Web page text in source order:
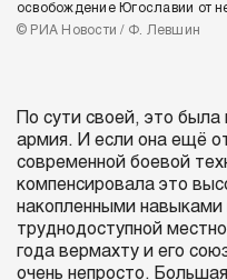
освобождение Югославии от
© РИА Новости / Ф. Левшин
По сути своей, это была
армия. И если она ещё
современной боевой
компенсировала это
накопленными навыками
труднодоступной
года вермахту и его
очень непросто.